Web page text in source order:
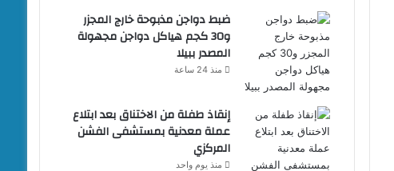
ضبط دواجن مذبوحة خارج المجزر
و30 كجم هياكل دواجن مجهولة
المصدر ببيلا
منذ 24 ساعة
إنقاذ طفلة من الاختناق بعد ابتلاع
عملة معدنية بمستشفى الفشن
المركزي
منذ يوم واحد